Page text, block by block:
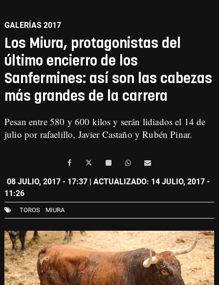
GALERÍAS 2017
Los Miura, protagonistas del
último encierro de los
Sanfermines: así son las cabezas
más grandes de la carrera
Pesan entre 580 y 600 kilos y serán lidiados el 14 de
julio por rafaelillo, Javier Castaño y Rubén Pinar.
08 JULIO, 2017 - 17:37 | ACTUALIZADO: 14 JULIO, 2017 -
11:26
TOROS MIURA